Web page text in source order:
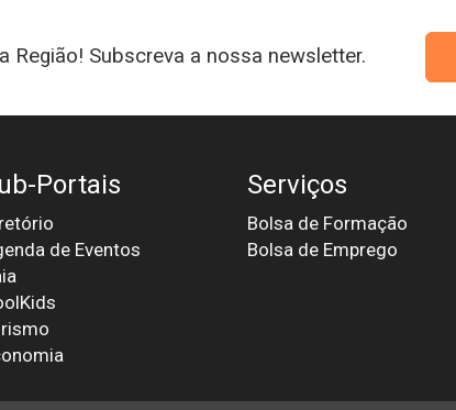
Região! Subscreva a nossa newsletter.
Portais
de Eventos
Serviços
Bolsa de Formação
Bolsa de Emprego